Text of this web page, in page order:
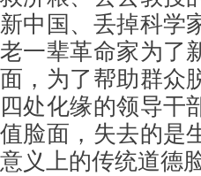
新中国、丢掉科学
老一辈革命家为了
面，为了帮助群众
四处化缘的领导干
值脸面，失去的是
意义上的传统道德